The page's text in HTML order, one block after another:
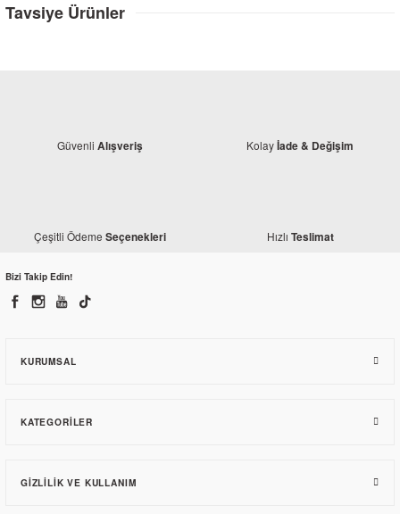
Tavsiye Ürünler
Bajaj
Güvenli Alışveriş Kolayİade & Değişim
Çeşitli Ödeme Seçenekleri Hızlı Teslimat
Bizi Takip Edin!
KURUMSAL
KATEGORILER
GIZLILIK VE KULLANIM